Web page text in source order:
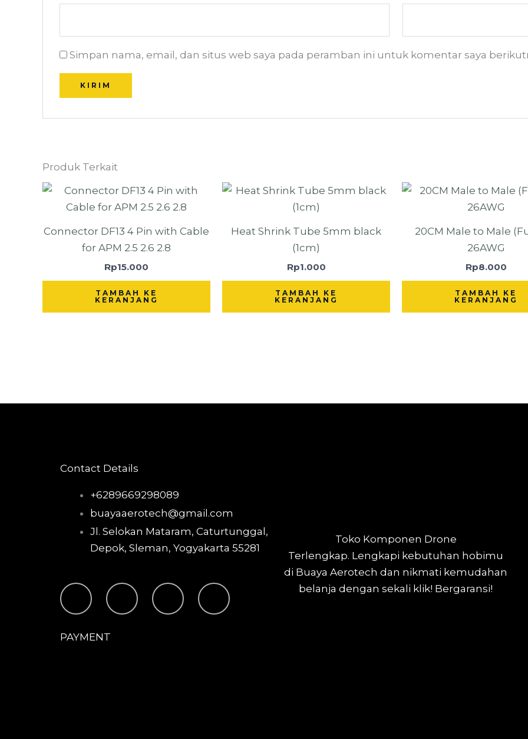
Simpan nama, email, dan situs web saya pada peramban ini untuk komentar saya
Produk Terkait
Connector DF13 4 Pin with Cable
for APM 2.5 2.6 2.8
Rp15.000
TAMBAH KE
KERANJANG
Heat Shrink Tube 5mm black
(1cm)
Rp1.000
TAMBAH KE
KERANJANG
20CM Male to Male
26AWG
Rp8.000
TAMBAH KE
KERANJANG
Contact Details
+6289669298089
buayaaerotech@gmail.com
Jl. Selokan Mataram, Caturtunggal,
Depok, Sleman, Yogyakarta 55281
T
i
I
n
F
a
Y
o
PAYMENT
Toko Komponen Drone
Terlengkap. Lengkapi kebutuhan hobimu
di Buaya Aerotech dan nikmati kemudahan
belanja dengan sekali klik! Bergaransi!